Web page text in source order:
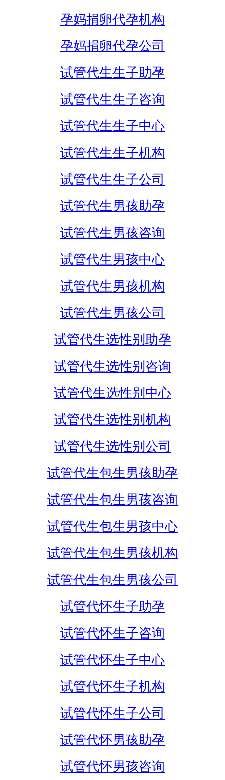
孕妈捐卵代孕机构
孕妈捐卵代孕公司
试管代生生子助孕
试管代生生子咨询
试管代生生子中心
试管代生生子机构
试管代生生子公司
试管代生男孩助孕
试管代生男孩咨询
试管代生男孩中心
试管代生男孩机构
试管代生男孩公司
试管代生选性别助孕
试管代生选性别咨询
试管代生选性别中心
试管代生选性别机构
试管代生选性别公司
试管代生包生男孩助孕
试管代生包生男孩咨询
试管代生包生男孩中心
试管代生包生男孩机构
试管代生包生男孩公司
试管代怀生子助孕
试管代怀生子咨询
试管代怀生子中心
试管代怀生子机构
试管代怀生子公司
试管代怀男孩助孕
试管代怀男孩咨询